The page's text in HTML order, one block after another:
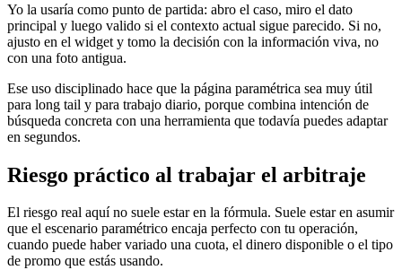
Yo la usaría como punto de partida: abro el caso, miro el dato
principal y luego valido si el contexto actual sigue parecido. Si no,
ajusto en el widget y tomo la decisión con la información viva, no
con una foto antigua.
Ese uso disciplinado hace que la página paramétrica sea muy útil
para long tail y para trabajo diario, porque combina intención de
búsqueda concreta con una herramienta que todavía puedes adaptar
en segundos.
Riesgo práctico al trabajar el arbitraje
El riesgo real aquí no suele estar en la fórmula. Suele estar en asumir
que el escenario paramétrico encaja perfecto con tu operación,
cuando puede haber variado una cuota, el dinero disponible o el tipo
de promo que estás usando.